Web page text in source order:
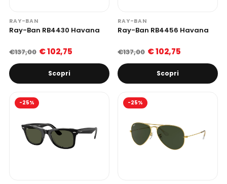
RAY-BAN
Ray-Ban RB4430 Havana
€137,00 € 102,75
Scopri
RAY-BAN
Ray-Ban RB4456 Havana
€137,00 € 102,75
Scopri
-25% -25%